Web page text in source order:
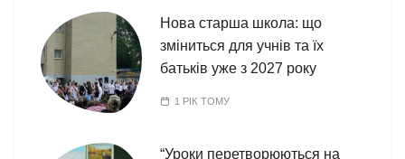
Нова старша школа: що
зміниться для учнів та їх
батьків уже з 2027 року
1 РІК ТОМУ
“Уроки перетворюються на